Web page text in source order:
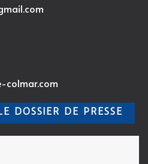
colmar.com
DOSSIER DE PRESSE